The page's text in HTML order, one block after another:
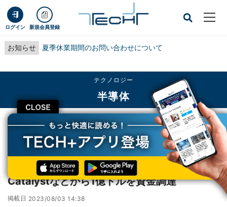
ログイン 新規会員登録
お知らせ 夏季休業期間のお問い合わせについて
CLOSE
テクノロジー
半導体
TECH+ テクノロジー
半導体
Tenstorrent、現代自動車やSamsung Catalystなどから1億ドルを資金調達
Tenstorrent、現代自動車やSamsung
Catalystなどから1億ドルを資金調達
掲載日 2023/08/03 14:38